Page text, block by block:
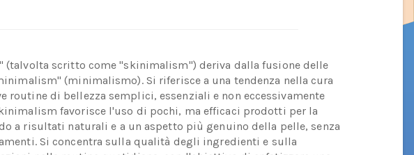
scritto come "skinimalism") deriva dalla fusione delle
(minimalismo). Si riferisce a una tendenza nella cura
routine di bellezza semplici, essenziali e non eccessivamente
favorisce l'uso di pochi, ma efficaci prodotti per la
a risultati naturali e a un aspetto più genuino della pelle, senza
Si concentra sulla qualità degli ingredienti e sulla